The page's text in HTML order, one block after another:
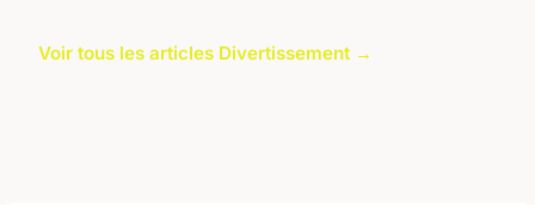
Voir tous les articles Divertissement →